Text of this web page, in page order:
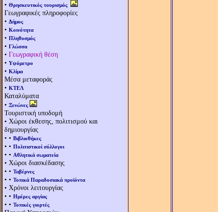
• Θρησκευτικός τουρισμός
Γεωγραφικές πληροφορίες
• Δήμος
• Κοινότητα
• Πληθυσμός
• Γλώσσα
• Γεωγραφική θέση
• Υψόμετρο
• Κλίμα
Μέσα μεταφοράς
• ΚΤΕΛ
Καταλύματα
• Ξενώνες
Τουριστική υποδομή
• Χώροι έκθεσης, πολιτισμού και
δημιουργίας
• • Βιβλιοθήκες
• • Πολιτιστικοί σύλλογοι
• • Αθλητικά σωματεία
• Χώροι διασκέδασης
• • Ταβέρνες
• • Τοπικά Παραδοσιακά προϊόντα
• Χρόνοι λειτουργίας
• • Ημέρες αργίας
• • Τοπικές γιορτές